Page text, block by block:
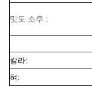
밋도 소루 :
칼라:
혀: